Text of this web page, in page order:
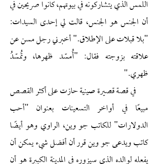
اللمس الذي يتشاركونه في بيوتهم، كانوا صريحين في
أن الجنس هو الجنس، قالت لي إحدى السيدات:
"بلا قبلات على الإطلاق." أخبرني رجل مسن عن
علاقته بزوجته فقال: "أُمسّد ظهرها، وتُمسّدُ
ظهري."
في قصة قصيرة صينية حازت على أكثر القصص
مبيعًا في أواخر التسعينات بعنوان "أحب
الدولارات" للكاتب جو وين، الراوي وهو أيضًا
كاتب ويدعى جو وين قرر أن أفضل شيء يمكن أن
يفعله لوالده الذي سيزوره في المدينة الكبيرة هو أن